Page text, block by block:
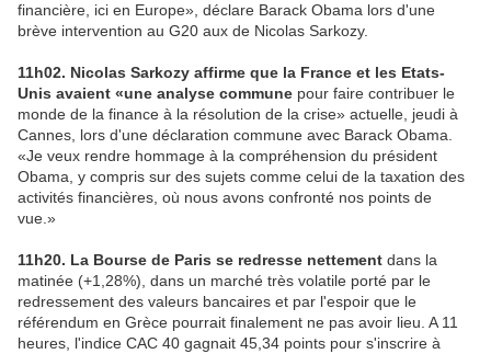
financière, ici en Europe», déclare Barack Obama lors d'une
brève intervention au G20 aux de Nicolas Sarkozy.
11h02. Nicolas Sarkozy affirme que la France et les Etats-
Unis avaient «une analyse commune pour faire contribuer le
monde de la finance à la résolution de la crise» actuelle, jeudi à
Cannes, lors d'une déclaration commune avec Barack Obama.
«Je veux rendre hommage à la compréhension du président
Obama, y compris sur des sujets comme celui de la taxation des
activités financières, où nous avons confronté nos points de
vue.»
11h20. La Bourse de Paris se redresse nettement dans la
matinée (+1,28%), dans un marché très volatile porté par le
redressement des valeurs bancaires et par l'espoir que le
référendum en Grèce pourrait finalement ne pas avoir lieu. A 11
heures, l'indice CAC 40 gagnait 45,34 points pour s'inscrire à